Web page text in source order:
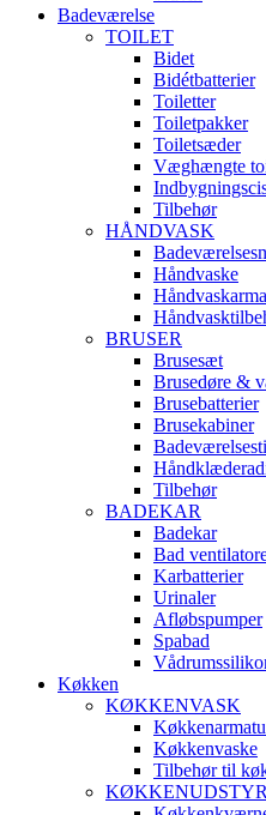
Badeværelse
TOILET
Bidet
Bidétbatterier
Toiletter
Toiletpakker
Toiletsæder
Væghængte
Tilbehør
HÅNDVASK
Håndvaske
BRUSER
Brusesæt
Brusedøre &
Brusebatterier
Brusekabiner
Tilbehør
BADEKAR
Badekar
Bad
Karbatterier
Urinaler
Afløbspumper
Spabad
Køkken
KØKKENVASK
Køkkenvaske
Tilbehør til
KØKKENUDSTYR